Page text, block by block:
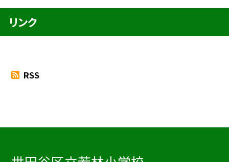
リンク
RSS